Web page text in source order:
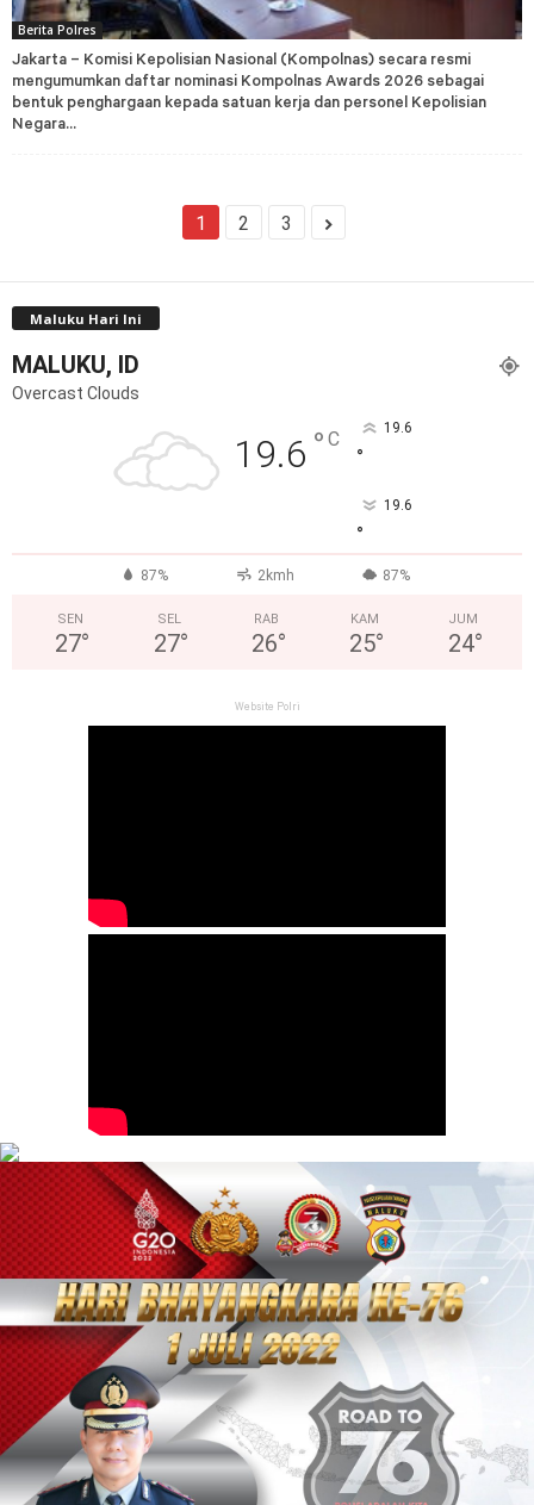
Berita Polres
Jakarta – Komisi Kepolisian Nasional (Kompolnas) secara resmi
mengumumkan daftar nominasi Kompolnas Awards 2026 sebagai
bentuk penghargaan kepada satuan kerja dan personel Kepolisian
Negara...
1 2 3
Maluku Hari Ini
MALUKU, ID
Overcast Clouds
19.6 ° C 19.6
°
19.6
°
87% 2kmh 87%
SEN
27°
SEL
27°
RAB
26°
KAM
25°
JUM
24°
Website Polri